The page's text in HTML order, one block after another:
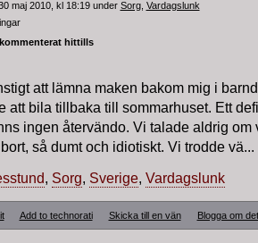
maj 2010, kl 18:19 under Sorg, Vardagslunk
hittills
att lämna maken bakom mig i
att bila tillbaka till sommarhuset. Ett
ingen återvändo. Vi talade aldrig om
så dumt och idiotiskt. Vi trodde vä...
Sorg Sverige, Vardagslunk
Add to technorati Skicka till en vän Blogga om det